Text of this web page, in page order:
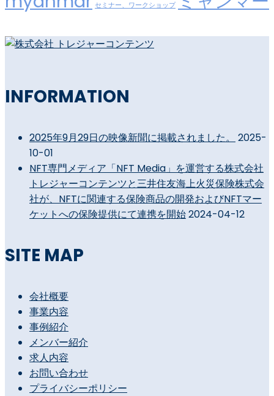
セミナー、ワークショップ
INFORMATION
2025年9月29日の映像新聞に掲載されました。
2025-
10-01
NFT専門メディア「NFT Media」を運営する株式会社
トレジャーコンテンツと三井住友海上火災保険株式会
社が、NFTに関連する保険商品の開発およびNFTマー
ケットへの保険提供にて連携を開始2024-04-12
SITE MAP
会社概要
事業内容
事例紹介
メンバー紹介
求人内容
お問い合わせ
プライバシーポリシー